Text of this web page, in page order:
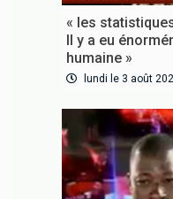
« les
Il y a eu
humaine »
lundi le 3 août